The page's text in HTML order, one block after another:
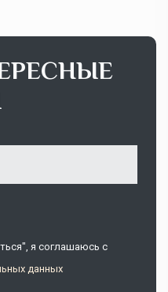
я соглашаюсь c
данных